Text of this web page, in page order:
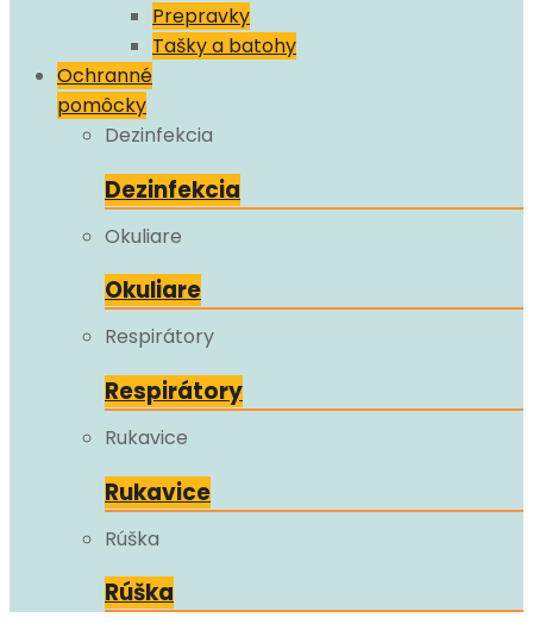
Prepravky
Tašky a batohy
Ochranné
pomôcky
Dezinfekcia
Dezinfekcia
Okuliare
Okuliare
Respirátory
Respirátory
Rukavice
Rukavice
Rúška
Rúška